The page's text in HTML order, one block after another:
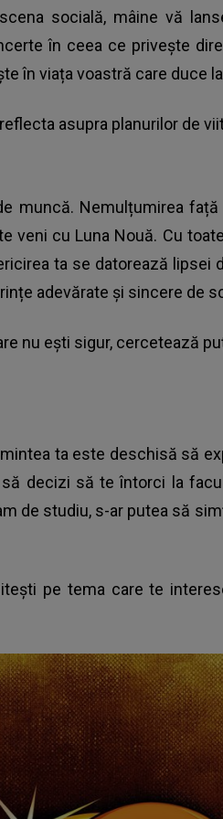
socială, mâine vă
în ceea ce privește
în viața voastră care duce
asupra planurilor de
muncă. Nemulțumirea față
veni cu Luna Nouă. Cu
ta se datorează lipsei
adevărate și sincere de
nu ești sigur, cercetează
ta este deschisă să
decizi să te întorci la
de studiu, s-ar putea să
pe tema care te